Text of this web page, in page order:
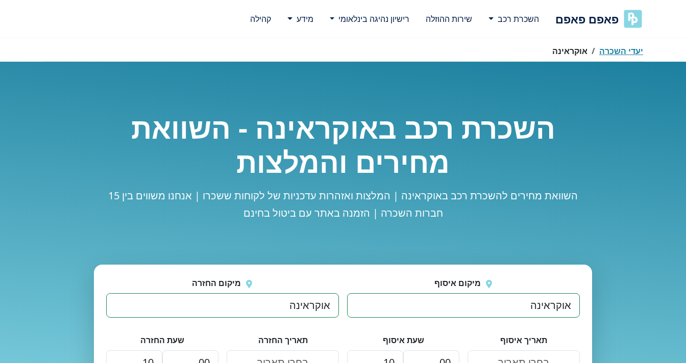
פאפם פאפם השכרת רכב שירות ההוזלה רישיון נהיגה בינלאומי מידע קהילה
יעדי השכרה אוקראינה
השכרת רכב באוקראינה - השוואת
מחירים והמלצות
השוואת מחירים להשכרת רכב באוקראינה | המלצות ואזהרות עדכניות של לקוחות ששכרו | אנחנו משווים בין 15
חברות השכרה | הזמנה באתר עם ביטול בחינם
מיקום איסוף מיקום החזרה
תאריך איסוף שעת איסוף תאריך החזרה שעת החזרה